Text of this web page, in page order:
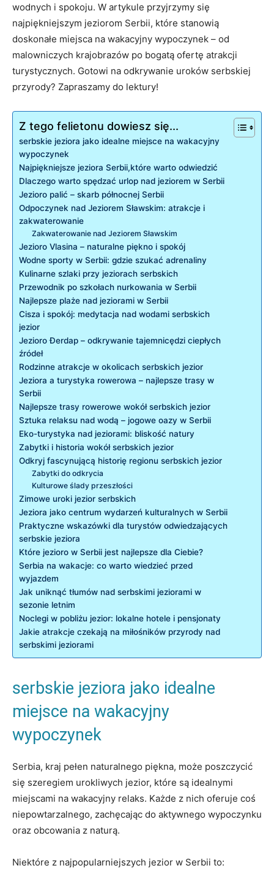
wodnych i⁣ spokoju.⁢ W artykule⁤ przyjrzymy się
najpiękniejszym jeziorom Serbii, które stanowią
doskonałe ⁣miejsca⁣ na wakacyjny wypoczynek – od⁣
malowniczych krajobrazów po⁤ bogatą ofertę atrakcji
turystycznych. Gotowi na odkrywanie‍ uroków serbskiej
przyrody? ⁤Zapraszamy do lektury!
Z tego felietonu dowiesz się...
serbskie jeziora ‌jako ⁤idealne⁢ miejsce na wakacyjny
wypoczynek
Najpiękniejsze jeziora Serbii,które warto odwiedzić
Dlaczego warto spędzać urlop nad jeziorem w Serbii
Jezioro palić – skarb północnej ⁢Serbii
Odpoczynek nad Jeziorem⁢ Sławskim:⁢ atrakcje i
‌zakwaterowanie
Zakwaterowanie‍ nad Jeziorem Sławskim
Jezioro Vlasina – naturalne piękno i​ spokój
Wodne sporty w⁤ Serbii: gdzie szukać adrenaliny
Kulinarne ‌szlaki przy jeziorach serbskich
Przewodnik po szkołach nurkowania w Serbii
Najlepsze plaże ⁣nad jeziorami w Serbii
Cisza i ‌spokój: medytacja nad wodami serbskich
jezior
Jezioro Đerdap – odkrywanie tajemnicędzi ciepłych
źródeł
Rodzinne ‍atrakcje⁢ w okolicach serbskich jezior
Jeziora⁣ a turystyka rowerowa⁢ –‌ najlepsze trasy w
Serbii
Najlepsze‌ trasy‌ rowerowe wokół serbskich ⁣jezior
Sztuka relaksu nad wodą – jogowe oazy w Serbii
Eko-turystyka nad jeziorami: ‌bliskość natury
Zabytki i historia wokół serbskich‍ jezior
Odkryj fascynującą ⁣historię⁢ regionu serbskich ‍jezior
Zabytki ⁣do odkrycia
Kulturowe⁢ ślady przeszłości
Zimowe uroki jezior serbskich
Jeziora jako centrum wydarzeń kulturalnych⁤ w Serbii
Praktyczne wskazówki ‌dla turystów odwiedzających
serbskie ‌jeziora
Które jezioro w ⁣Serbii jest⁢ najlepsze dla ⁣Ciebie?
Serbia na wakacje: ⁤co⁣ warto⁣ wiedzieć przed
wyjazdem
Jak uniknąć⁣ tłumów nad ⁣serbskimi jeziorami w
sezonie letnim
Noclegi ‍w pobliżu jezior: lokalne hotele i ⁤pensjonaty
Jakie ⁢atrakcje czekają na miłośników przyrody nad⁣
serbskimi jeziorami
serbskie jeziora ‌jako ⁤idealne⁢
miejsce na wakacyjny
wypoczynek
Serbia, ⁢kraj‌ pełen ⁤naturalnego‍ piękna, ​może poszczycić
się szeregiem ⁣urokliwych ‍jezior, które są idealnymi
miejscami na wakacyjny relaks. Każde⁢ z nich oferuje coś
niepowtarzalnego,‍ zachęcając‍ do⁤ aktywnego wypoczynku
oraz obcowania z⁣ naturą.
Niektóre​ z ​najpopularniejszych jezior w Serbii to: